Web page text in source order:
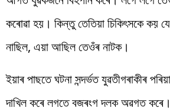
কৰোৱা হয়। কিন্তু তেতিয়া চিকিৎসকে কয়
নাছিল, এয়া আছিল তেওঁৰ নাটক।
ইয়াৰ পাছতে ঘটনা সন্দৰ্ভত যুৱতীগৰাকীৰ
দাখিল কৰে লগতে বজৰংগ দলক অৱগত কৰে।